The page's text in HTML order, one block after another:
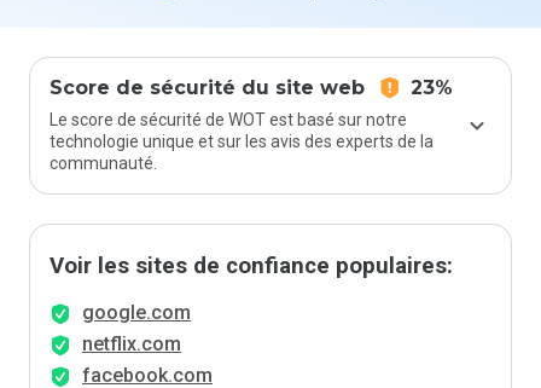
Score de sécurité du site web 23%
Le score de sécurité de WOT est basé sur notre
technologie unique et sur les avis des experts de la
communauté.
Voir les sites de confiance populaires:
google.com
netflix.com
facebook.com